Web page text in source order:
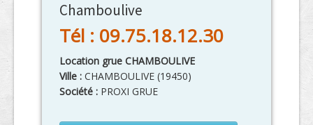
Chamboulive
Tél : 09.75.18.12.30
Location grue CHAMBOULIVE
Ville : CHAMBOULIVE (19450)
Société : PROXI GRUE